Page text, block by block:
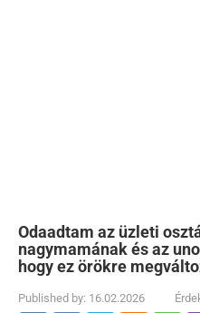
Odaadtam az üzleti
nagymamának és az
hogy ez örökre
Published by: 16.02.2026